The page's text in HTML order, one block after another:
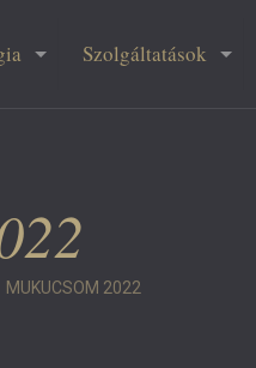
Szolgáltatások
MUKUCSOM 2022